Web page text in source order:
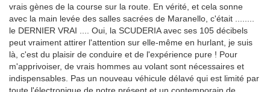
vrais gènes de la course sur la route. En vérité, et cela sonne
avec la main levée des salles sacrées de Maranello, c'était ........
le DERNIER VRAI .... Oui, la SCUDERIA avec ses 105 décibels
peut vraiment attirer l'attention sur elle-même en hurlant, je suis
là, c'est du plaisir de conduire et de l'expérience pure ! Pour
m'apprivoiser, de vrais hommes au volant sont nécessaires et
indispensables. Pas un nouveau véhicule délavé qui est limité par
toute l'électronique de notre présent et un contemporain de